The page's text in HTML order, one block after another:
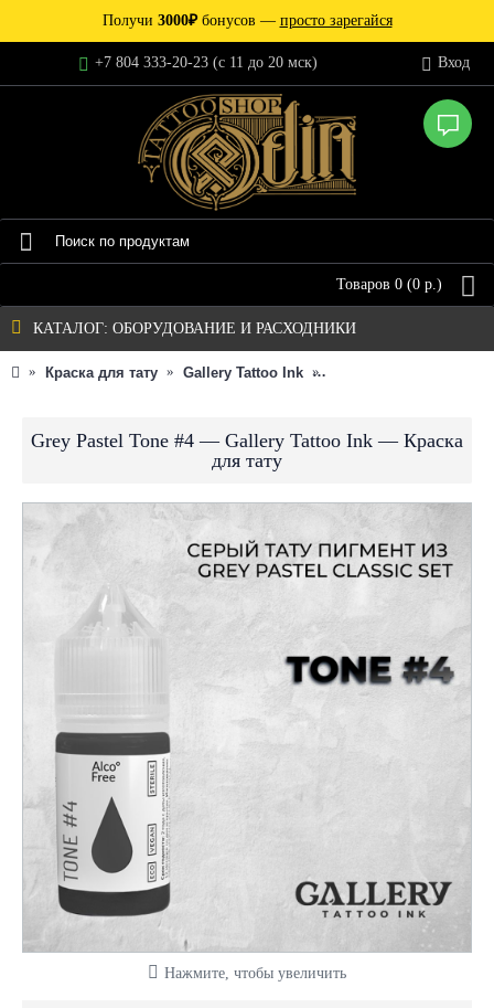
Получи 3000₽бонусов — просто зарегайся
+7 804 333-20-23 (c 11 до 20 мск) Вход
Товаров 0 (0 р.)
КАТАЛОГ: ОБОРУДОВАНИЕ И РАСХОДНИКИ
Краска для тату Gallery Tattoo Ink
Grey Pastel Tone #4 — Gallery Tattoo Ink — Краска
для тату
Нажмите, чтобы увеличить